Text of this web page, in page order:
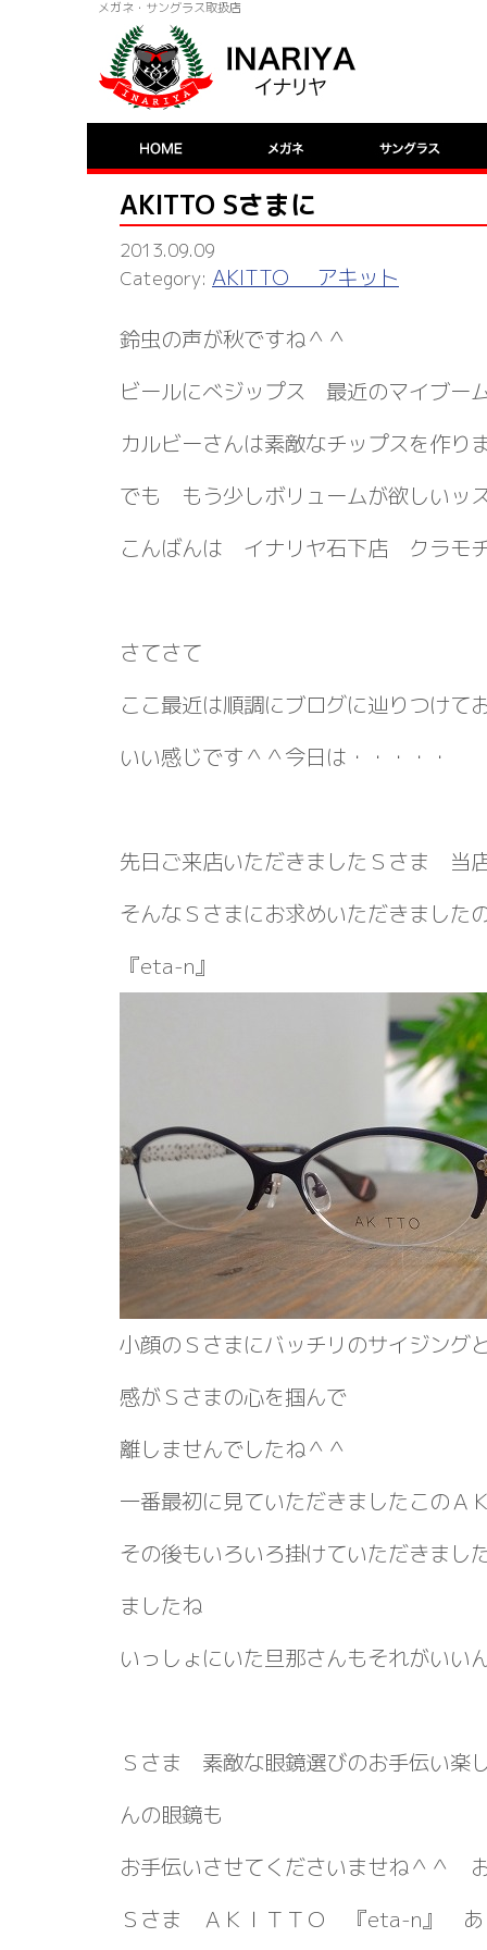
メガネ・サングラス取扱店
AKITTO Sさまに
2013.09.09
AKITTO アキット
鈴虫の声が秋ですね＾＾
ビールにべジップス 最近のマイブー
カルビーさんは素敵なチップスを作り
でも もう少しボリュームが欲しいッ
こんばんは イナリヤ石下店 クラモ
さてさて
ここ最近は順調にブログに辿りつけて
いい感じです＾＾今日は・・・・・
先日ご来店いただきましたＳさま 当
そんなＳさまにお求めいただきま
『eta-n』
小顔のＳさまにバッチリのサイジング
感がＳさまの心を掴んで
離しませんでしたね＾＾
一番最初に見ていただきましたこの
その後もいろいろ掛けていただきま
ましたね
いっしょにいた旦那さんもそれがいい
Ｓさま 素敵な眼鏡選びのお手伝い楽
んの眼鏡も
お手伝いさせてくださいませね＾＾
Ｓさま ＡＫＩＴＴＯ 『eta-n』 あ